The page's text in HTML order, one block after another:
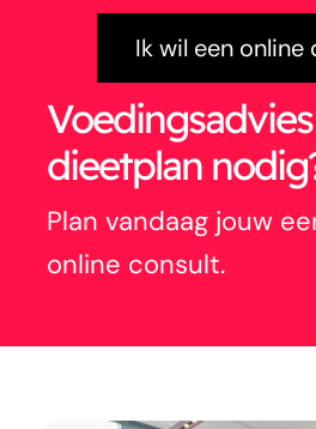
Ik wil een
dieetplan
Plan vandaag jouw
online consult.